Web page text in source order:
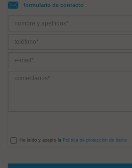
formulario de contacto
He leído y acepto la Política de protección de datos